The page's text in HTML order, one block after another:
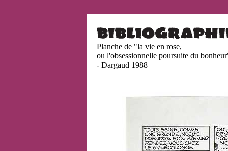
Planche de "la vie en rose,
ou l'obsessionnelle poursuite du
- Dargaud 1988